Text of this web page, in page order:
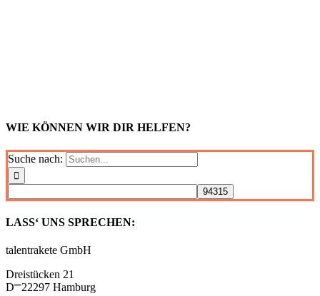
WIE KÖNNEN WIR DIR HELFEN?
Suche nach:
LASS‘ UNS SPRECHEN:
talentrakete GmbH
Dreistücken 21
D⎻22297 Hamburg